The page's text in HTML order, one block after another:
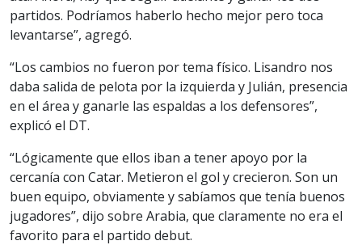
partidos. Podríamos haberlo hecho mejor pero toca
levantarse”, agregó.
“Los cambios no fueron por tema físico. Lisandro nos
daba salida de pelota por la izquierda y Julián, presencia
en el área y ganarle las espaldas a los defensores”,
explicó el DT.
“Lógicamente que ellos iban a tener apoyo por la
cercanía con Catar. Metieron el gol y crecieron. Son un
buen equipo, obviamente y sabíamos que tenía buenos
jugadores”, dijo sobre Arabia, que claramente no era el
favorito para el partido debut.